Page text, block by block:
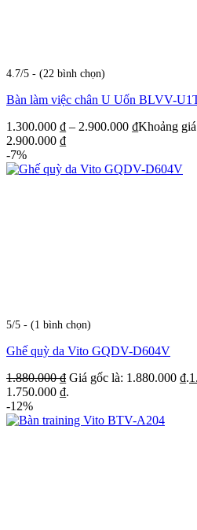
4.7/5 - (22 bình chọn)
Bàn làm việc chân U Uốn BLVV-
1.300.000 ₫ – 2.900.000 ₫Khoảng
2.900.000 ₫
-7%
5/5 - (1 bình chọn)
Ghế quỳ da Vito GQDV-D604V
1.880.000₫ Giá gốc là: 1.880.000 ₫.
1.750.000 ₫.
-12%